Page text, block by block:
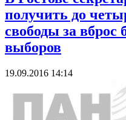
получить до
свободы за вброс
выборов
19.09.2016 14:14